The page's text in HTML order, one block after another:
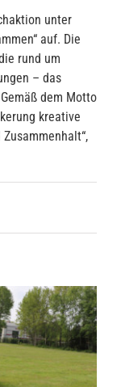
unter
auf. Die
rund um
– das
dem Motto
kreative